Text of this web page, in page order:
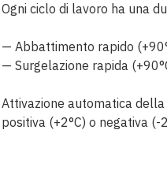
Ogni ciclo di lavoro ha una
— Abbattimento rapido
— Surgelazione rapida
Attivazione automatica
positiva (+2°C) o negativa (-